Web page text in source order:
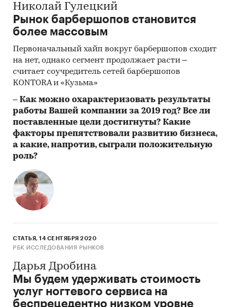
Николай Гулецкий
Рынок барбершопов становится
более массовым
Первоначальный хайп вокруг барбершопов сходит
на нет, однако сегмент продолжает расти –
считает соучредитель сетей барбершопов
KONTORA и «Кузьма»
– Как можно охарактеризовать результаты
работы Вашей компании за 2019 год? Все ли
поставленные цели достигнуты? Какие
факторы препятствовали развитию бизнеса,
а какие, напротив, сыграли положительную
роль?
СТАТЬЯ, 14 СЕНТЯБРЯ 2020
РБК ИССЛЕДОВАНИЯ РЫНКОВ
Дарья Дробина
Мы будем удерживать стоимость
услуг ногтевого сервиса на
беспрецедентно низком уровне